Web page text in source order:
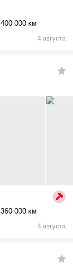
400 000 км
4 августа
360 000 км
4 августа